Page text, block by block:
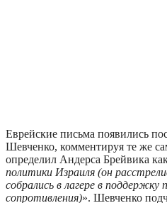
Еврейские письма появились
Шевченко, комментируя те же
определил Андерса Брейвика
политики Израиля (он
собрались в лагере в поддержку
сопротивления)». Шевченко